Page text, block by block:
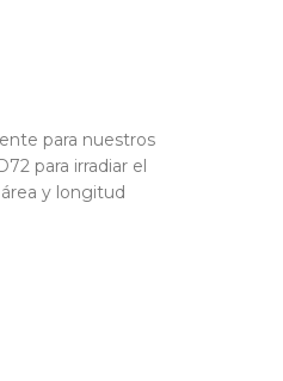
para nuestros
para irradiar el
y longitud